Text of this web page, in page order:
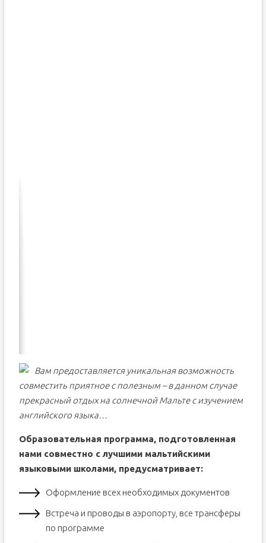
Вам предоставляется уникальная возможность
совместить приятное с полезным – в данном случае
прекрасный отдых на солнечной Мальте с изучением
английского языка…
Образовательная программа, подготовленная
нами совместно с лучшими мальтийскими
языковыми школами, предусматривает:
Оформление всех необходимых документов
Встреча и проводы в аэропорту, все трансферы
по программе